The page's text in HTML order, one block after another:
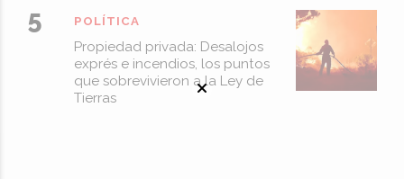
Propiedad privada: Desalojos
exprés e incendios, los puntos
que sobrevivieron a la Ley de
Tierras
POLÍTICA